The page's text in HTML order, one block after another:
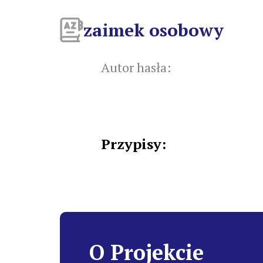
zaimek osobowy
Autor hasła:
Przypisy:
O Projekcie